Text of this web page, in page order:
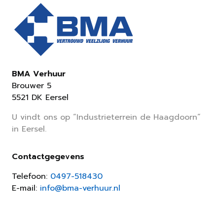
BMA Verhuur
Brouwer 5
5521 DK Eersel
U vindt ons op “Industrieterrein de Haagdoorn”
in Eersel.
Contactgegevens
Telefoon: 0497-518430
E-mail: info@bma-verhuur.nl